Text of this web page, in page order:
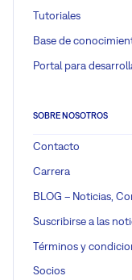
Tutoriales
Base de
Portal para
SOBRE NOSOTROS
Contacto
Carrera
BLOG – Noticias,
Suscribirse a las
Términos y
Socios